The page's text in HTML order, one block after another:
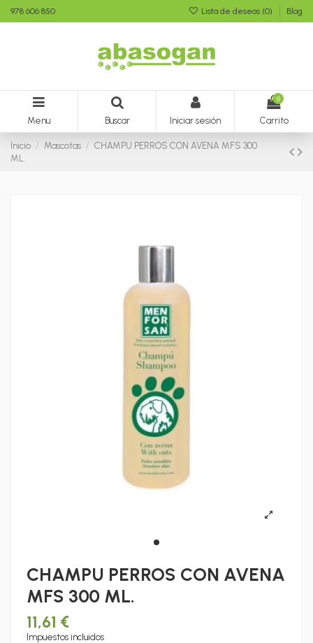
978 606 850 Lista de deseos (0) Blog
Menu Buscar Iniciar sesión
0
Carrito
Inicio Mascotas
CHAMPU PERROS CON AVENA MFS 300
ML.
CHAMPU PERROS CON AVENA
MFS 300 ML.
11,61 €
Impuestos incluidos